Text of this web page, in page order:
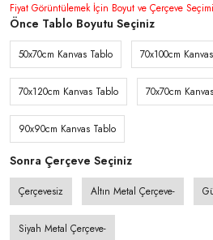
Fiyat Görüntülemek İçin Boyut ve Çerçeve Seçimi
Önce Tablo Boyutu Seçiniz
50x70cm Kanvas Tablo 70x100cm
70x120cm Kanvas Tablo 70x70cm
90x90cm Kanvas Tablo
Sonra Çerçeve Seçiniz
Çerçevesiz Altın Metal Çerçeve-
Siyah Metal Çerçeve-